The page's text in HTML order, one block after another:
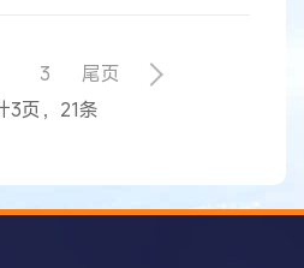
法律架构时充分考虑到下
物多样性公约》（CBD）；
程序的
3
尾页
3页，21条